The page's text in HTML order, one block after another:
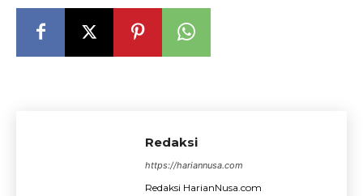
Redaksi
https://hariannusa.com
Redaksi HarianNusa.com